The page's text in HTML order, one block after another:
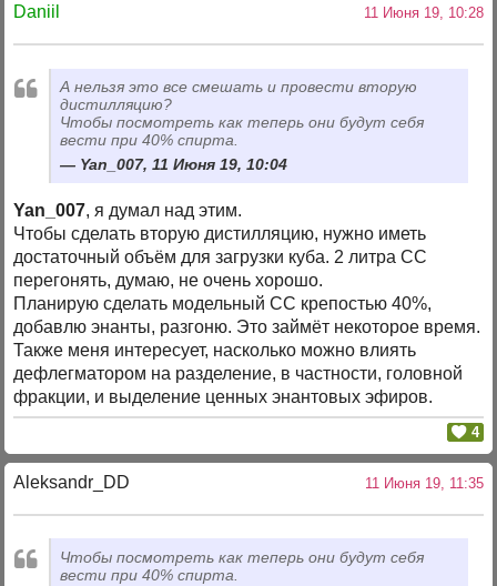
Daniil 11 Июня 19, 10:28
А нельзя это все смешать и провести вторую
дистилляцию?
Чтобы посмотреть как теперь они будут себя
вести при 40% спирта.
Yan_007, 11 Июня 19, 10:04
Yan_007, я думал над этим.
Чтобы сделать вторую дистилляцию, нужно иметь
достаточный объём для загрузки куба. 2 литра СС
перегонять, думаю, не очень хорошо.
Планирую сделать модельный СС крепостью 40%,
добавлю энанты, разгоню. Это займёт некоторое время.
Также меня интересует, насколько можно влиять
дефлегматором на разделение, в частности, головной
фракции, и выделение ценных энантовых эфиров.
4
Aleksandr_DD 11 Июня 19, 11:35
Чтобы посмотреть как теперь они будут себя
вести при 40% спирта.